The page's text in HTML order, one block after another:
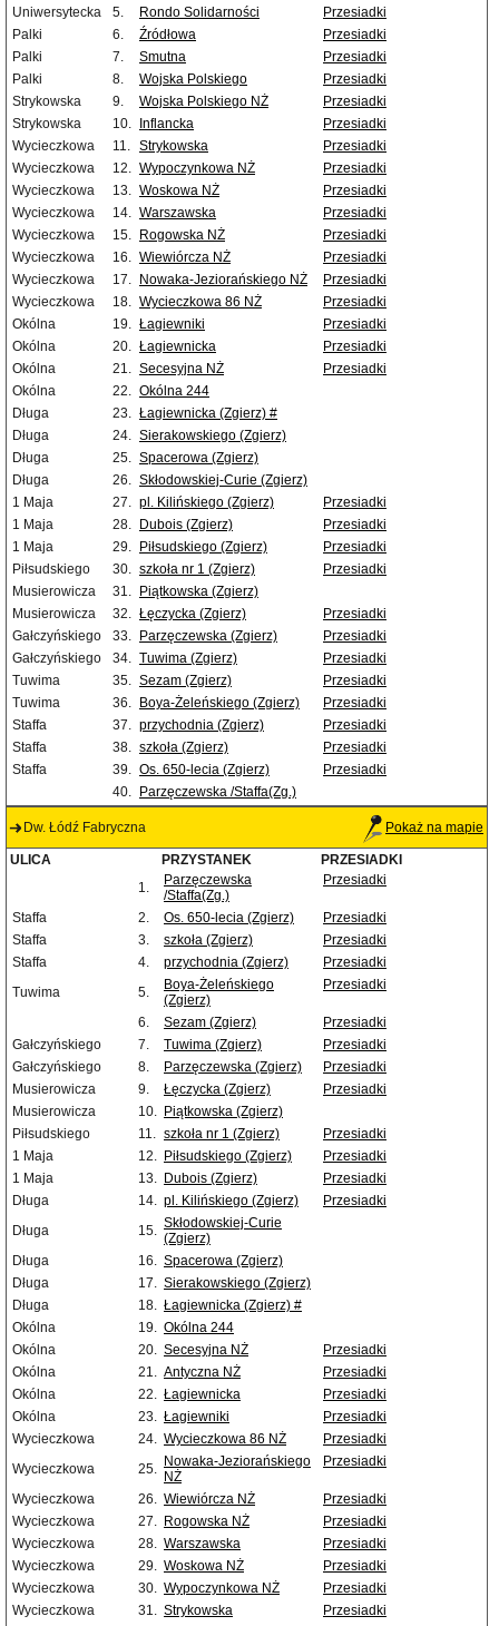
Uniwersytecka
5. Rondo Solidarności
Przesiadki
Palki
6. Źródłowa
Przesiadki
Palki
7. Smutna
Przesiadki
Palki
8. Wojska Polskiego
Przesiadki
Strykowska
9. Wojska Polskiego NŻ
Przesiadki
Strykowska
10. Inflancka
Przesiadki
Wycieczkowa
11. Strykowska
Przesiadki
Wycieczkowa
12. Wypoczynkowa NŻ
Przesiadki
Wycieczkowa
13. Woskowa NŻ
Przesiadki
Wycieczkowa
14. Warszawska
Przesiadki
Wycieczkowa
15. Rogowska NŻ
Przesiadki
Wycieczkowa
16. Wiewiórcza NŻ
Przesiadki
Wycieczkowa
17. Nowaka-Jeziorańskiego NŻ
Przesiadki
Wycieczkowa
18. Wycieczkowa 86 NŻ
Przesiadki
Okólna
19. Łagiewniki
Przesiadki
Okólna
20. Łagiewnicka
Przesiadki
Okólna
21. Secesyjna NŻ
Przesiadki
Okólna
22. Okólna 244
Długa
23. Łagiewnicka (Zgierz) #
Długa
24. Sierakowskiego (Zgierz)
Długa
25. Spacerowa (Zgierz)
Długa
26. Skłodowskiej-Curie (Zgierz)
1 Maja
27. pl. Kilińskiego (Zgierz)
Przesiadki
1 Maja
28. Dubois (Zgierz)
Przesiadki
1 Maja
29. Piłsudskiego (Zgierz)
Przesiadki
Piłsudskiego
30. szkoła nr 1 (Zgierz)
Przesiadki
Musierowicza
31.
Piątkowska (Zgierz)
Musierowicza
32. Łęczycka (Zgierz)
Przesiadki
Gałczyńskiego
33. Parzęczewska (Zgierz)
Przesiadki
Gałczyńskiego
34. Tuwima (Zgierz)
Przesiadki
Tuwima
35. Sezam (Zgierz)
Przesiadki
Tuwima
36. Boya-Żeleńskiego (Zgierz)
Przesiadki
Staffa
37. przychodnia (Zgierz)
Przesiadki
Staffa
38. szkoła (Zgierz)
Przesiadki
Staffa
39. Os. 650-lecia (Zgierz)
Przesiadki
40.
Parzęczewska /Staffa(Zg.)
Dw. Łódź Fabryczna Pokaż na mapie
ULICA PRZYSTANEK
PRZESIADKI
1.
Parzęczewska
/Staffa(Zg.)
Przesiadki
Staffa 2. Os. 650-lecia (Zgierz)
Przesiadki
Staffa
3. szkoła (Zgierz)
Przesiadki
Staffa
4. przychodnia (Zgierz)
Przesiadki
Tuwima
5.
Boya-Żeleńskiego
(Zgierz)
Przesiadki
6. Sezam (Zgierz)
Przesiadki
Gałczyńskiego
7. Tuwima (Zgierz)
Przesiadki
Gałczyńskiego
8. Parzęczewska (Zgierz)
Przesiadki
Musierowicza
9. Łęczycka (Zgierz)
Przesiadki
Musierowicza
10. Piątkowska (Zgierz)
Piłsudskiego
11. szkoła nr 1 (Zgierz)
Przesiadki
1 Maja
12. Piłsudskiego (Zgierz)
Przesiadki
1 Maja
13. Dubois (Zgierz)
Przesiadki
Długa
14. pl. Kilińskiego (Zgierz)
Przesiadki
Długa
15. Skłodowskiej-Curie
(Zgierz)
Długa
16. Spacerowa (Zgierz)
Długa
17. Sierakowskiego (Zgierz)
Długa
18. Łagiewnicka (Zgierz) #
Okólna
19. Okólna 244
Okólna
20. Secesyjna NŻ
Przesiadki
Okólna
21. Antyczna NŻ
Przesiadki
Okólna
22. Łagiewnicka
Przesiadki
Okólna
23. Łagiewniki
Przesiadki
Wycieczkowa
24. Wycieczkowa 86 NŻ
Przesiadki
Wycieczkowa
25. Nowaka-Jeziorańskiego
NŻ
Przesiadki
Wycieczkowa 26. Wiewiórcza NŻ
Przesiadki
Wycieczkowa
27. Rogowska NŻ
Przesiadki
Wycieczkowa
28. Warszawska
Przesiadki
Wycieczkowa
29. Woskowa NŻ
Przesiadki
Wycieczkowa
30. Wypoczynkowa NŻ
Przesiadki
Wycieczkowa
31. Strykowska
Przesiadki